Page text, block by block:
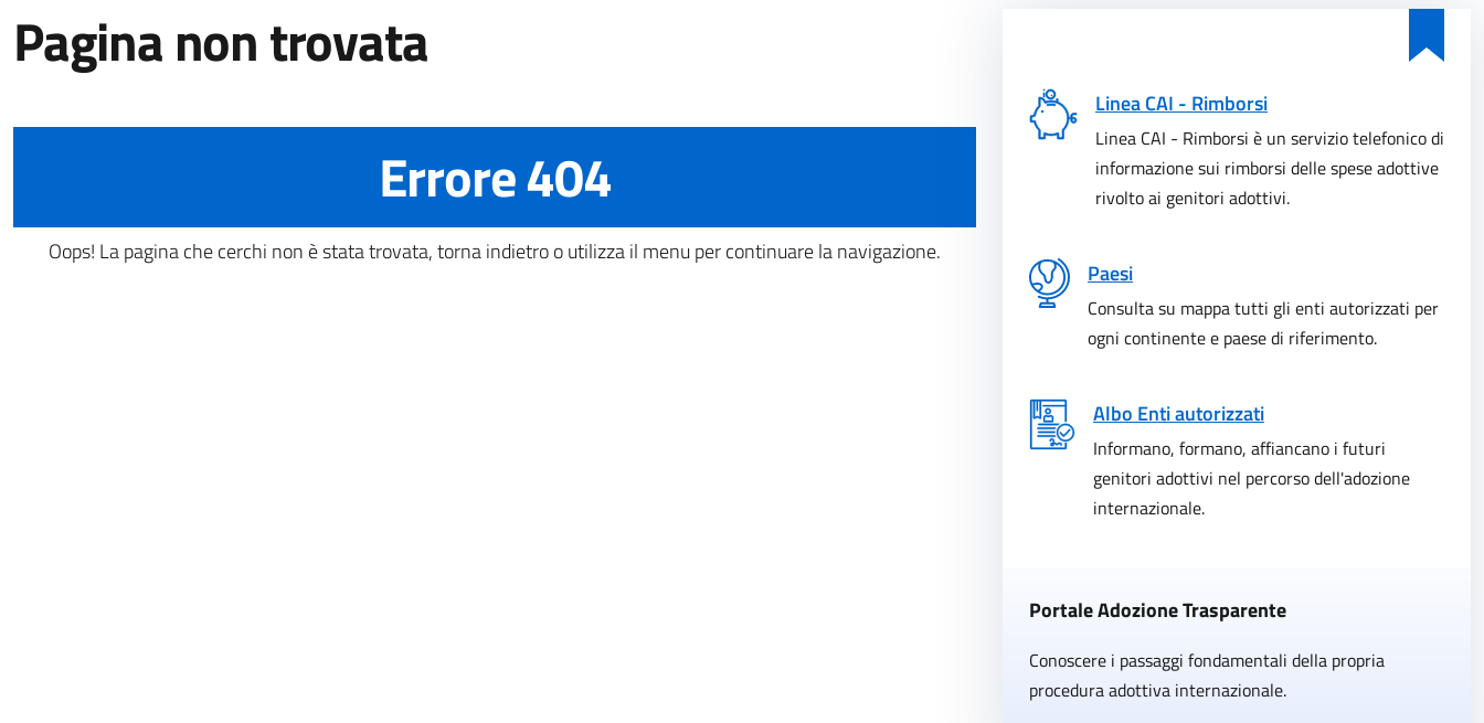
Pagina non trovata
Errore 404
Oops! La pagina che cerchi non è stata trovata, torna indietro o utilizza il menu per continuare la navigazione.
Linea CAI - Rimborsi
Linea CAI - Rimborsi è un servizio telefonico di
informazione sui rimborsi delle spese adottive
rivolto ai genitori adottivi.
Paesi
Consulta su mappa tutti gli enti autorizzati per
ogni continente e paese di riferimento.
Albo Enti autorizzati
Informano, formano, affiancano i futuri
genitori adottivi nel percorso dell'adozione
internazionale.
Portale Adozione Trasparente
Conoscere i passaggi fondamentali della propria
procedura adottiva internazionale.